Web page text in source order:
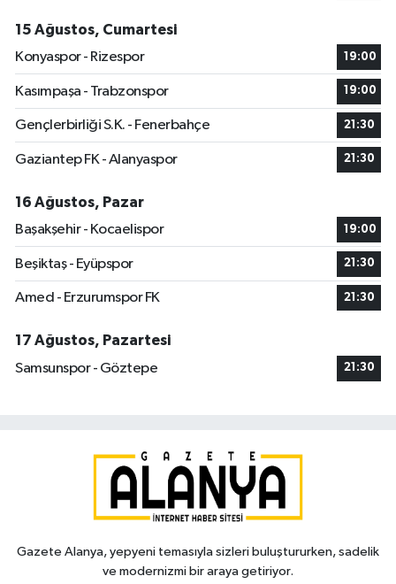
15 Ağustos, Cumartesi
Konyaspor - Rizespor
19:00
Kasımpaşa - Trabzonspor 19:00
Gençlerbirliği S.K. - Fenerbahçe 21:30
Gaziantep FK - Alanyaspor 21:30
16 Ağustos, Pazar
Başakşehir - Kocaelispor
19:00
Beşiktaş - Eyüpspor 21:30
Amed - Erzurumspor FK 21:30
17 Ağustos, Pazartesi
Samsunspor - Göztepe
21:30
Gazete Alanya, yepyeni temasıyla sizleri buluştururken, sadelik
ve modernizmi bir araya getiriyor.